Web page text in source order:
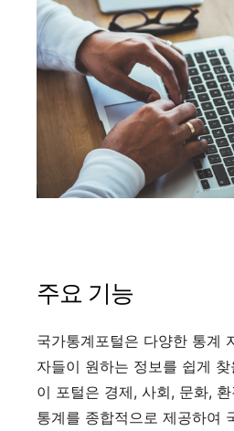
주요 기능
국가통계포털은 다양한 통계
자들이 원하는 정보를 쉽게
이 포털은 경제, 사회, 문화,
통계를 종합적으로 제공하여